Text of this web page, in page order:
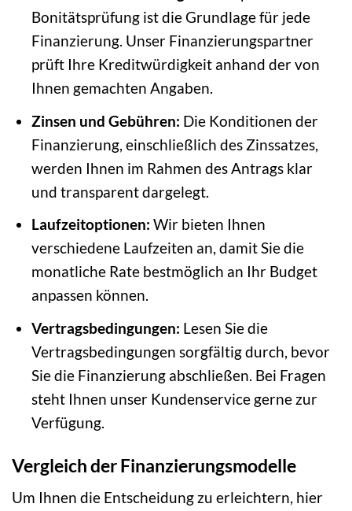
Bonitätsprüfung ist die Grundlage für jede
Finanzierung. Unser Finanzierungspartner
prüft Ihre Kreditwürdigkeit anhand der von
Ihnen gemachten Angaben.
Zinsen und Gebühren: Die Konditionen der
Finanzierung, einschließlich des Zinssatzes,
werden Ihnen im Rahmen des Antrags klar
und transparent dargelegt.
Laufzeitoptionen: Wir bieten Ihnen
verschiedene Laufzeiten an, damit Sie die
monatliche Rate bestmöglich an Ihr Budget
anpassen können.
Vertragsbedingungen: Lesen Sie die
Vertragsbedingungen sorgfältig durch, bevor
Sie die Finanzierung abschließen. Bei Fragen
steht Ihnen unser Kundenservice gerne zur
Verfügung.
Vergleich der Finanzierungsmodelle
Um Ihnen die Entscheidung zu erleichtern, hier